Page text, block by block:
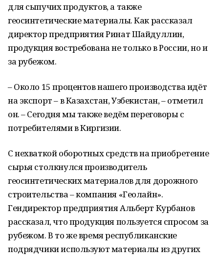
для сыпучих продуктов, а также
геосинтетические материалы. Как рассказал
директор предприятия Ринат Шайдуллин,
продукция востребована не только в России, но и
за рубежом.
– Около 15 процентов нашего производства идёт
на экспорт – в Казахстан, Узбекистан, – отметил
он. – Сегодня мы также ведём переговоры с
потребителями в Киргизии.
С нехваткой оборотных средств на приобретение
сырья столкнулся производитель
геосинтетических материалов для дорожного
строительства – компания «Геолайн».
Гендиректор предприятия Альберт Курбанов
рассказал, что продукция пользуется спросом за
рубежом. В то же время республиканские
подрядчики используют материалы из других